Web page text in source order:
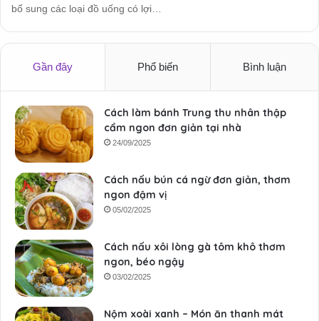
bổ sung các loại đồ uống có lợi…
Gần đây Phổ biến Bình luận
Cách làm bánh Trung thu nhân thập
cẩm ngon đơn giản tại nhà
24/09/2025
Cách nấu bún cá ngừ đơn giản, thơm
ngon đậm vị
05/02/2025
Cách nấu xôi lòng gà tôm khô thơm
ngon, béo ngậy
03/02/2025
Nộm xoài xanh – Món ăn thanh mát